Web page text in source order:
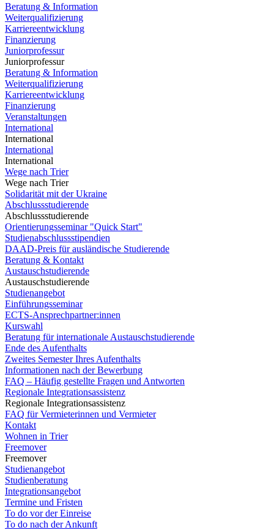
Beratung & Information
Weiterqualifizierung
Karriereentwicklung
Finanzierung
Juniorprofessur
Juniorprofessur
Beratung & Information
Weiterqualifizierung
Karriereentwicklung
Finanzierung
Veranstaltungen
International
International
International
International
Wege nach Trier
Wege nach Trier
Solidarität mit der Ukraine
Abschlussstudierende
Abschlussstudierende
Orientierungsseminar "Quick Start"
Studienabschlussstipendien
DAAD-Preis für ausländische Studierende
Beratung & Kontakt
Austauschstudierende
Austauschstudierende
Studienangebot
Einführungsseminar
ECTS-Ansprechpartner:innen
Kurswahl
Beratung für internationale Austauschstudierende
Ende des Aufenthalts
Zweites Semester Ihres Aufenthalts
Informationen nach der Bewerbung
FAQ – Häufig gestellte Fragen und Antworten
Regionale Integrationsassistenz
Regionale Integrationsassistenz
FAQ für Vermieterinnen und Vermieter
Kontakt
Wohnen in Trier
Freemover
Freemover
Studienangebot
Studienberatung
Integrationsangebot
Termine und Fristen
To do vor der Einreise
To do nach der Ankunft